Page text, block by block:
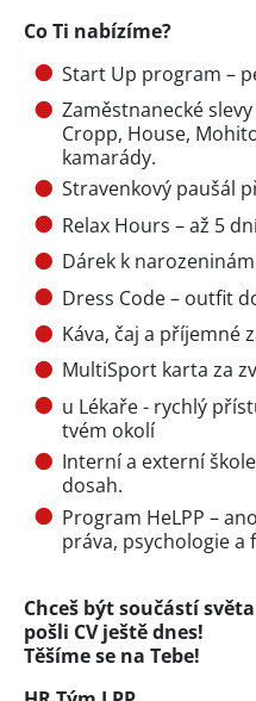
Co Ti nabízíme?
Start Up program –
Zaměstnanecké
Cropp, House,
kamarády.
Stravenkový paušál
Relax Hours – až 5
Dárek k
Dress Code – outfit
Káva, čaj a příjemné
MultiSport karta za
u Lékaře - rychlý
tvém okolí
Interní a externí
dosah.
Program HeLPP –
práva, psychologie a
Chceš být součástí
pošli CV ještě dnes!
Těšíme se na Tebe!